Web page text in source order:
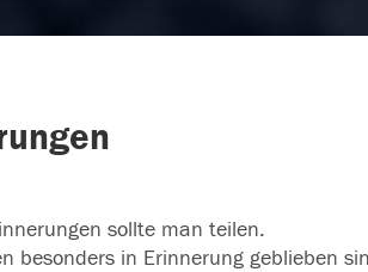
sollte man teilen.
besonders in Erinnerung geblieben